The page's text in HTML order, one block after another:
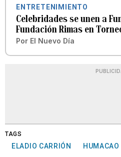
ENTRETENIMIENTO
Celebridades se unen a
Fundación Rimas en
Por El Nuevo Día
TAGS
ELADIO CARRIÓN HUMACAO